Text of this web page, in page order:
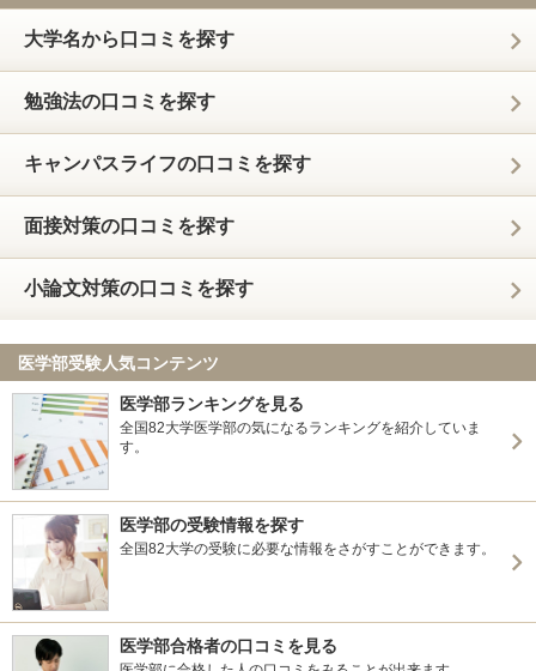
大学名から口コミを探す
勉強法の口コミを探す
キャンパスライフの口コミを探す
面接対策の口コミを探す
小論文対策の口コミを探す
医学部受験人気コンテンツ
医学部ランキングを見る
全国82大学医学部の気になるランキングを紹介していま
す。
医学部の受験情報を探す
全国82大学の受験に必要な情報をさがすことができます。
医学部合格者の口コミを見る